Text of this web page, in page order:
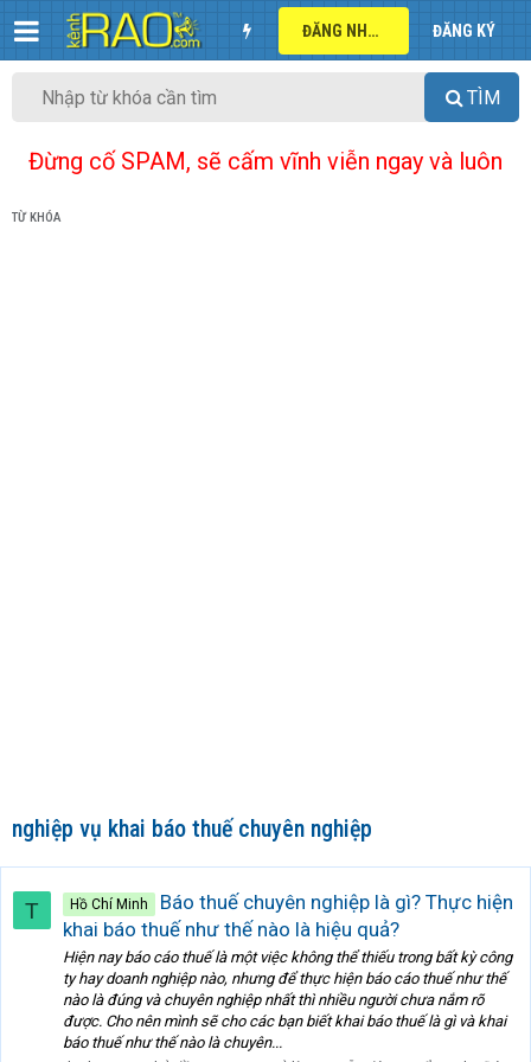
ĐĂNG NHẬP ĐĂNG KÝ
TÌM
Đừng cố SPAM, sẽ cấm vĩnh viễn ngay và luôn
TỪ KHÓA
nghiệp vụ khai báo thuế chuyên nghiệp
T Hồ Chí Minh
Báo thuế chuyên nghiệp là gì? Thực hiện
khai báo thuế như thế nào là hiệu quả?
Hiện nay báo cáo thuế là một việc không thể thiếu trong bất kỳ công
ty hay doanh nghiệp nào, nhưng để thực hiện báo cáo thuế như thế
nào là đúng và chuyên nghiệp nhất thì nhiều người chưa nắm rõ
được. Cho nên mình sẽ cho các bạn biết khai báo thuế là gì và khai
báo thuế như thế nào là chuyên...